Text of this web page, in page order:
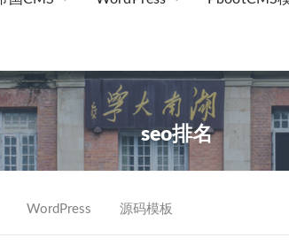
seo排名
WordPress 源码模板